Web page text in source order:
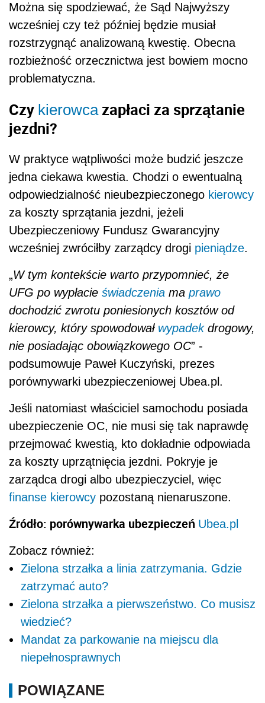
Można się spodziewać, że Sąd Najwyższy
wcześniej czy też później będzie musiał
rozstrzygnąć analizowaną kwestię. Obecna
rozbieżność orzecznictwa jest bowiem mocno
problematyczna.
Czy kierowcazapłaci za sprzątanie
jezdni?
W praktyce wątpliwości może budzić jeszcze
jedna ciekawa kwestia. Chodzi o ewentualną
odpowiedzialność nieubezpieczonego kierowcy
za koszty sprzątania jezdni, jeżeli
Ubezpieczeniowy Fundusz Gwarancyjny
wcześniej zwróciłby zarządcy drogi pieniądze.
„W tym kontekście warto przypomnieć, że
UFG po wypłacie świadczenia ma prawo
dochodzić zwrotu poniesionych kosztów od
kierowcy, który spowodował wypadekdrogowy,
nie posiadając obowiązkowego OC” -
podsumowuje Paweł Kuczyński, prezes
porównywarki ubezpieczeniowej Ubea.pl.
Jeśli natomiast właściciel samochodu posiada
ubezpieczenie OC, nie musi się tak naprawdę
przejmować kwestią, kto dokładnie odpowiada
za koszty uprzątnięcia jezdni. Pokryje je
zarządca drogi albo ubezpieczyciel, więc
finanse kierowcy pozostaną nienaruszone.
Źródło: porównywarka ubezpieczeń Ubea.pl
Zobacz również:
Zielona strzałka a linia zatrzymania. Gdzie
zatrzymać auto?
Zielona strzałka a pierwszeństwo. Co musisz
wiedzieć?
Mandat za parkowanie na miejscu dla
niepełnosprawnych
POWIĄZANE